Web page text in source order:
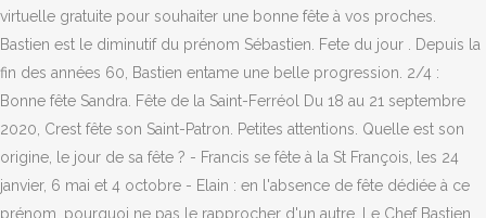
virtuelle gratuite pour souhaiter une bonne fête à vos proches.
Bastien est le diminutif du prénom Sébastien. Fete du jour . Depuis la
fin des années 60, Bastien entame une belle progression. 2/4 :
Bonne fête Sandra. Fête de la Saint-Ferréol Du 18 au 21 septembre
2020, Crest fête son Saint-Patron. Petites attentions. Quelle est son
origine, le jour de sa fête ? - Francis se fête à la St François, les 24
janvier, 6 mai et 4 octobre - Elain : en l'absence de fête dédiée à ce
prénom, pourquoi ne pas le rapprocher d'un autre. Le Chef Bastien